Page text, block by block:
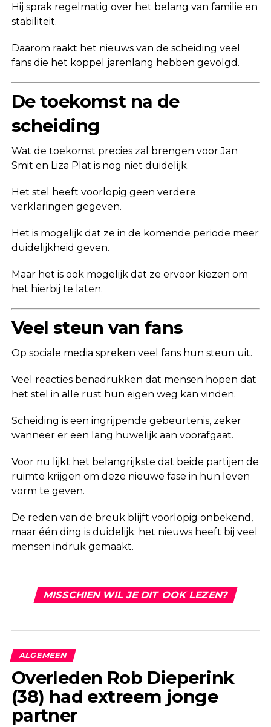
Hij sprak regelmatig over het belang van familie en
stabiliteit.
Daarom raakt het nieuws van de scheiding veel
fans die het koppel jarenlang hebben gevolgd.
De toekomst na de
scheiding
Wat de toekomst precies zal brengen voor Jan
Smit en Liza Plat is nog niet duidelijk.
Het stel heeft voorlopig geen verdere
verklaringen gegeven.
Het is mogelijk dat ze in de komende periode meer
duidelijkheid geven.
Maar het is ook mogelijk dat ze ervoor kiezen om
het hierbij te laten.
Veel steun van fans
Op sociale media spreken veel fans hun steun uit.
Veel reacties benadrukken dat mensen hopen dat
het stel in alle rust hun eigen weg kan vinden.
Scheiding is een ingrijpende gebeurtenis, zeker
wanneer er een lang huwelijk aan voorafgaat.
Voor nu lijkt het belangrijkste dat beide partijen de
ruimte krijgen om deze nieuwe fase in hun leven
vorm te geven.
De reden van de breuk blijft voorlopig onbekend,
maar één ding is duidelijk: het nieuws heeft bij veel
mensen indruk gemaakt.
MISSCHIEN WIL JE DIT OOK LEZEN?
ALGEMEEN
Overleden Rob Dieperink
(38) had extreem jonge
partner